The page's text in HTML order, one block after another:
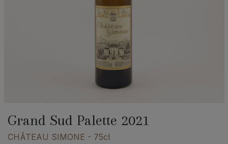
Grand Sud Palette 2021
CHÂTEAU SIMONE - 75cl